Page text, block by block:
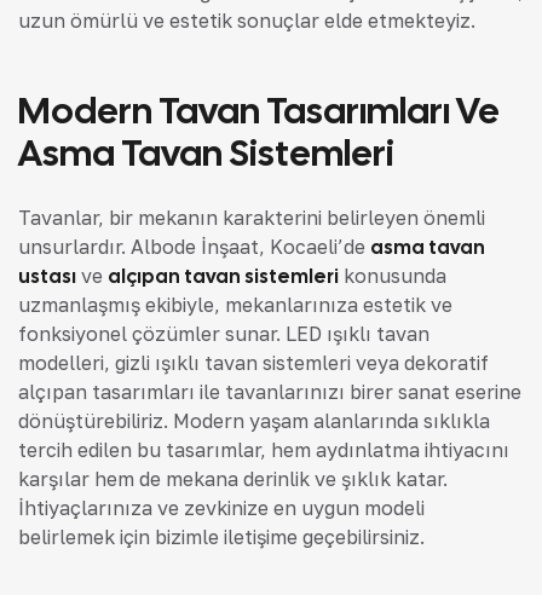
uzun ömürlü ve estetik sonuçlar elde etmekteyiz.
Modern Tavan Tasarımları Ve
Asma Tavan Sistemleri
Tavanlar, bir mekanın karakterini belirleyen önemli
unsurlardır. Albode İnşaat, Kocaeli’de asma tavan
ustası ve alçıpan tavan sistemleri konusunda
uzmanlaşmış ekibiyle, mekanlarınıza estetik ve
fonksiyonel çözümler sunar. LED ışıklı tavan
modelleri, gizli ışıklı tavan sistemleri veya dekoratif
alçıpan tasarımları ile tavanlarınızı birer sanat eserine
dönüştürebiliriz. Modern yaşam alanlarında sıklıkla
tercih edilen bu tasarımlar, hem aydınlatma ihtiyacını
karşılar hem de mekana derinlik ve şıklık katar.
İhtiyaçlarınıza ve zevkinize en uygun modeli
belirlemek için bizimle iletişime geçebilirsiniz.